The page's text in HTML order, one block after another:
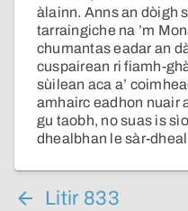
àlainn. Anns an dòigh
tarraingiche na ’m
chumantas eadar an
cuspairean ri fiamh-
sùilean aca a’
amhairc eadhon nuair
gu taobh, no suas is
dhealbhan le sàr-
Litir 833